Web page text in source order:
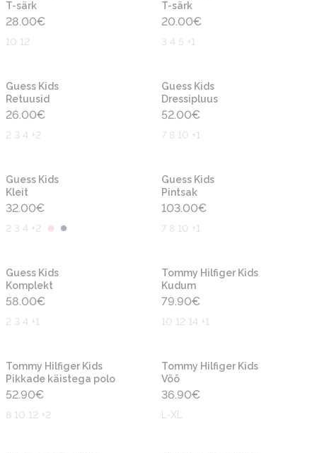
T-särk
28.00€
10 12
T-särk
20.00€
3 4 5 +1
Guess Kids
Retuusid
26.00€
2 3 4 +2
Guess Kids
Dressipluus
52.00€
7 8 10 +1
Guess Kids
Kleit
32.00€
2 3 4 +2
Guess Kids
Pintsak
103.00€
7 8 10 +1
Guess Kids
Komplekt
58.00€
2 3 4 +1
Tommy Hilfiger Kids
Kudum
79.90€
10 12 14 +1
Tommy Hilfiger Kids
Pikkade käistega polo
52.90€
8 10 12 +2
Tommy Hilfiger Kids
Vöö
36.90€
L-XL